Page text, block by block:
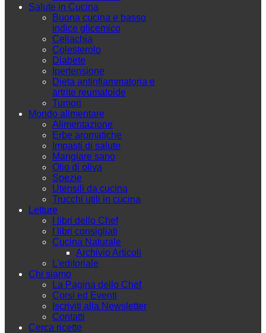
Salute in Cucina
Buona cucina e basso
indice glicemico
Celiachia
Colesterolo
Diabete
Ipertensione
Dieta antinfiammatoria e
artrite reumatoide
Tumori
Mondo alimentare
Alimentazione
Erbe aromatiche
Impasti di salute
Mangiare sano
Olio di oliva
Spezie
Utensili da cucina
Trucchi utili in cucina
Letture
I libri dello Chef
I libri consigliati
Cucina Naturale
Archivio Articoli
L'editoriale
Chi siamo
La Pagina dello Chef
Corsi ed Eventi
Iscriviti alla Newsletter
Contatti
Cerca ricette